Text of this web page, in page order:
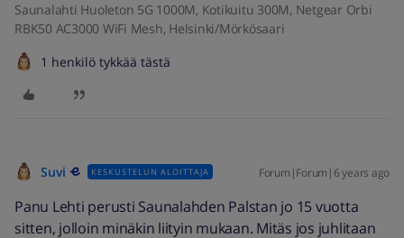
Saunalahti Huoleton 5G 1000M, Kotikuitu 300M, Netgear Orbi
RBK50 AC3000 WiFi Mesh, Helsinki/Mörkösaari
1 henkilö tykkää tästä
Suvi KESKUSTELUN ALOITTAJA Forum|Forum|6 years ago
Panu Lehti perusti Saunalahden Palstan jo 15 vuotta
sitten, jolloin minäkin liityin mukaan. Mitäs jos juhlitaan